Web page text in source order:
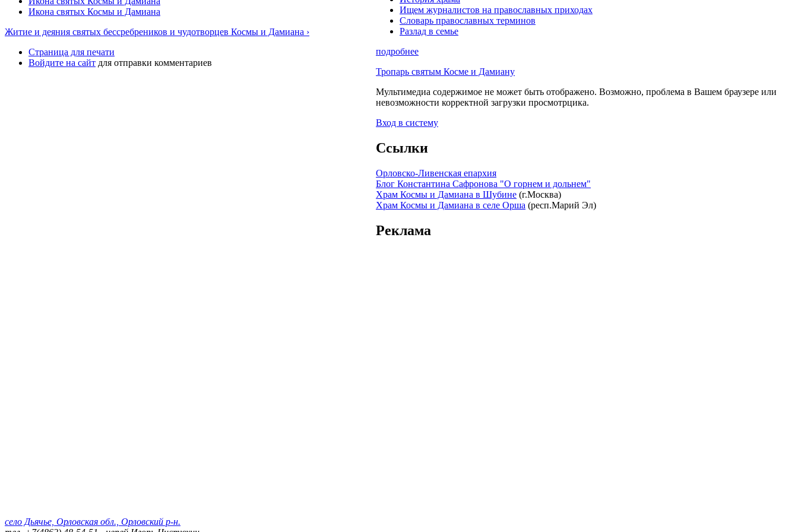
Икона святых Космы и Дамиана
Житие и деяния святых бессребреников и чудотворцев Космы и Дамиана ›
Страница для печати
Войдите на сайт для отправки комментариев
Ищем журналистов на православных приходах
Словарь православных терминов
Разлад в семье
подробнее
Тропарь святым Косме и Дамиану
Мультимедиа содержимое не может быть отображено. Возможно, проблема в Вашем браузере или
невозможности корректной загрузки просмотрцика.
Вход в систему
Ссылки
Орловско-Ливенская епархия
Блог Константина Сафронова "О горнем и дольнем"
Храм Космы и Дамиана в Шубине (г.Москва)
Храм Космы и Дамиана в селе Орша (респ.Марий Эл)
Реклама
село Дьячье, Орловская обл., Орловский р-н.